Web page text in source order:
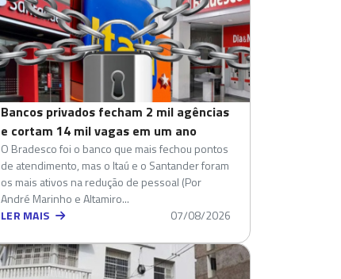
Bancos privados fecham 2 mil agências
e cortam 14 mil vagas em um ano
O Bradesco foi o banco que mais fechou pontos
de atendimento, mas o Itaú e o Santander foram
os mais ativos na redução de pessoal (Por
André Marinho e Altamiro...
LER MAIS
07/08/2026